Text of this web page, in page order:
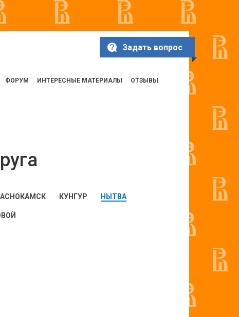
Задать вопрос
ФОРУМ ИНТЕРЕСНЫЕ МАТЕРИАЛЫ ОТЗЫВЫ
КУНГУР НЫТВА